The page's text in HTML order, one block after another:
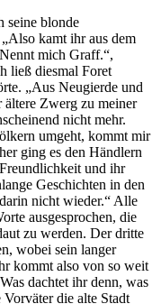
seine blonde
kamt ihr aus dem
mich Graff.“,
ließ diesmal Foret
„Aus Neugierde und
ältere Zwerg zu meiner
nicht mehr.
umgeht, kommt mir
ging es den Händlern
und ihr
Geschichten in den
nicht wieder.“ Alle
ausgesprochen, die
zu werden. Der dritte
wobei sein langer
kommt also von so weit
dachtet ihr denn, was
die alte Stadt